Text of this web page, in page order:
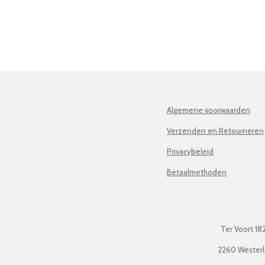
Algemene voorwaarden
Verzenden en Retourneren
Privacybeleid
Betaalmethoden
Ter Voort
2260